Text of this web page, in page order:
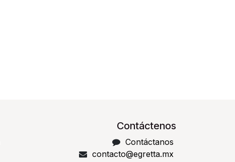
Contáctenos
Contáctanos
contacto@egretta.mx